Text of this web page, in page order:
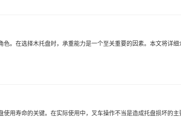
。在选择木托盘时，承重能力是一个至关重要的因素。本文将详
用寿命的关键。在实际使用中，叉车操作不当是造成托盘损坏的